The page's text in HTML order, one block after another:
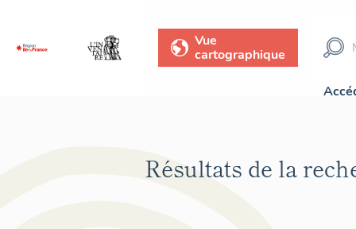
Vue
cartographique
Résultats de la